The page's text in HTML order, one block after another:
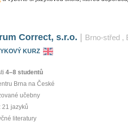
Correct, s.r.o. Brno-střed ,
KURZ
4–8 studentů
Brna na České
učebny
21 jazyků
literatury